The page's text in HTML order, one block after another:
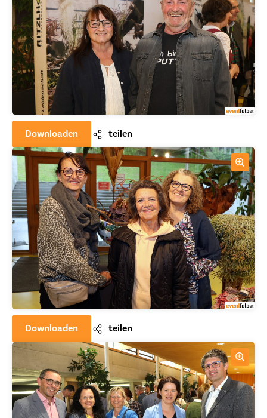
Downloaden teilen
Downloaden teilen